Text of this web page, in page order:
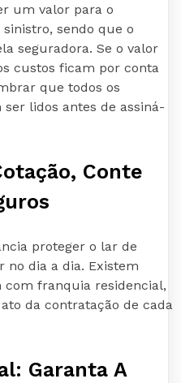
um valor para o
sendo que o
seguradora. Se o valor
custos ficam por conta
que todos os
lidos antes de assiná-
Conte
proteger o lar de
no dia a dia. Existem
franquia residencial,
da contratação de cada
Garanta A